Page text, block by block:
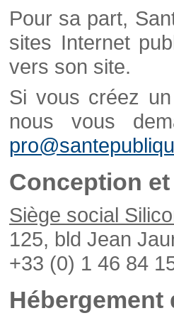
Pour sa part,
sites Internet
vers son site.
Si vous créez
nous vous
Conception
Siège social
125, bld Jean
+33 (0) 1 46 84